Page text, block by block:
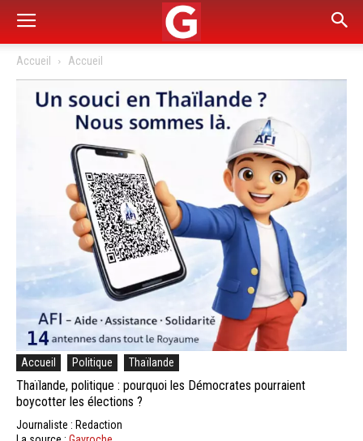
Accueil Accueil
Accueil Politique Thaïlande
Thaïlande, politique : pourquoi les Démocrates pourraient
boycotter les élections ?
Journaliste : Redaction